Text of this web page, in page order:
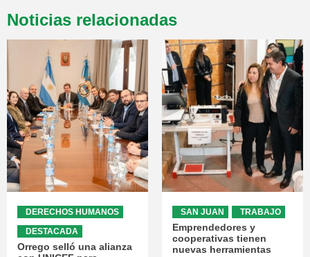
Noticias relacionadas
DERECHOS HUMANOS
DESTACADA
Orrego selló una alianza
SAN JUAN TRABAJO
Emprendedores y
cooperativas tienen
nuevas herramientas